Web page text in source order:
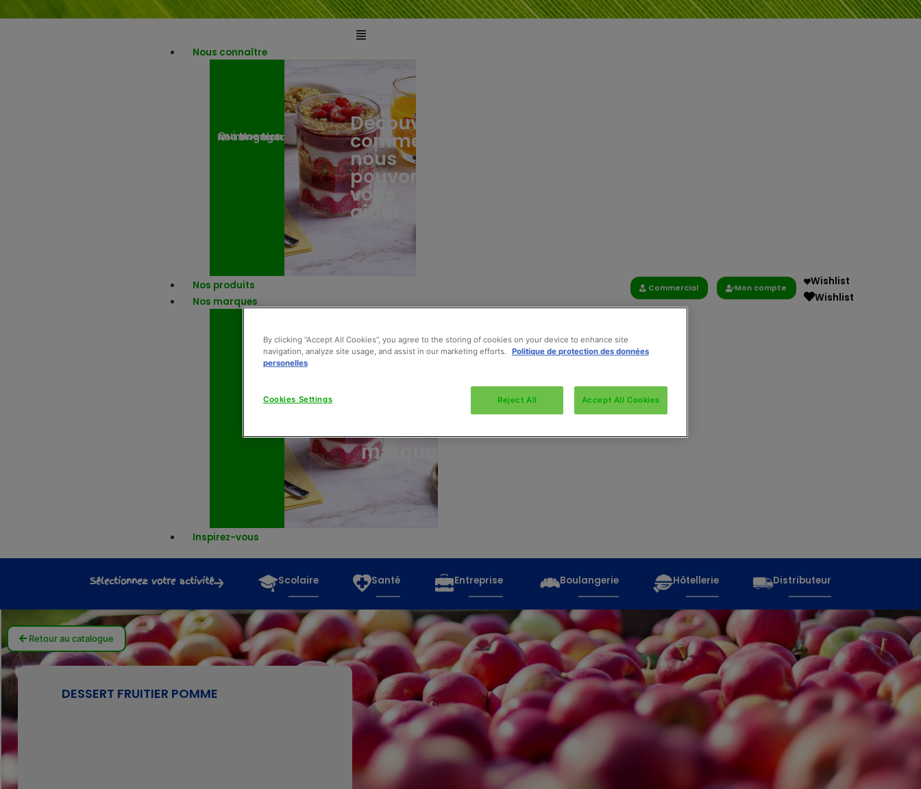
Nous connaître
Qui sommes-nous ? Nos engagements
Nos actualités
Découvrez
comment
nous
pouvons
vous
aider
Nos produits
Nos marques
les
marques
Inspirez-vous
Commercial Mon compte
Wishlist
Wishlist
Sélectionnez votre activité Scolaire Santé Entreprise Boulangerie Hôtellerie Distributeur
Retour au catalogue
DESSERT FRUITIER POMME
By clicking “Accept All Cookies”, you agree to the storing of cookies on your device to enhance site
navigation, analyze site usage, and assist in our marketing efforts. Politique de protection des données
personelles
Reject All Accept All Cookies
Cookies Settings